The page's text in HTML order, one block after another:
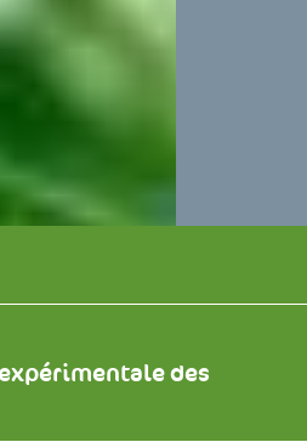
des